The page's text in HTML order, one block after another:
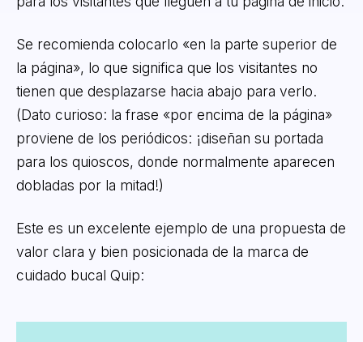
Se recomienda colocarlo «en la parte superior de
la página», lo que significa que los visitantes no
tienen que desplazarse hacia abajo para verlo.
(Dato curioso: la frase «por encima de la página»
proviene de los periódicos: ¡diseñan su portada
para los quioscos, donde normalmente aparecen
dobladas por la mitad!)
Este es un excelente ejemplo de una propuesta de
valor clara y bien posicionada de la marca de
cuidado bucal Quip: